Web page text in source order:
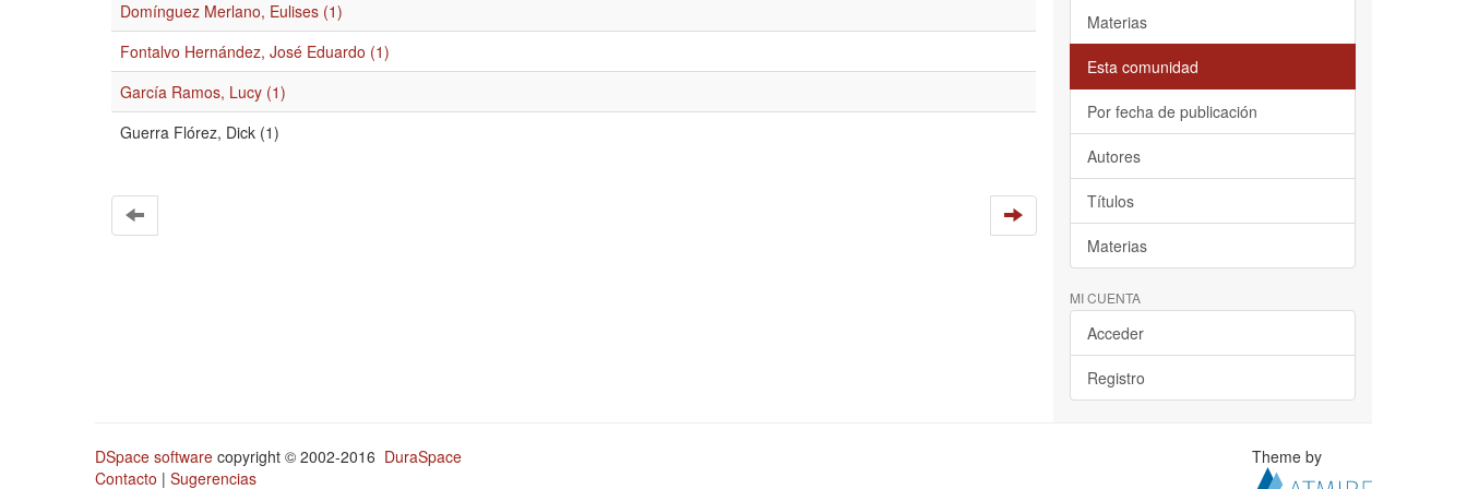
Domínguez Merlano, Eulises (1)
Fontalvo Hernández, José Eduardo (1)
García Ramos, Lucy (1)
Guerra Flórez, Dick (1)
Materias
Esta comunidad
Por fecha de publicación
Autores
Títulos
Materias
MI CUENTA
Acceder
Registro
DSpace software copyright © 2002-2016 DuraSpace
Contacto | Sugerencias
Theme by